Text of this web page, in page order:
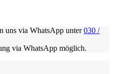
uns via WhatsApp unter030 /
via WhatsApp möglich.